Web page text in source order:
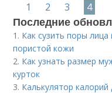
1 2 3 4
Последние
1. Как сузить поры
пористой кожи
2. Как узнать размер
курток
3. Калькулятор